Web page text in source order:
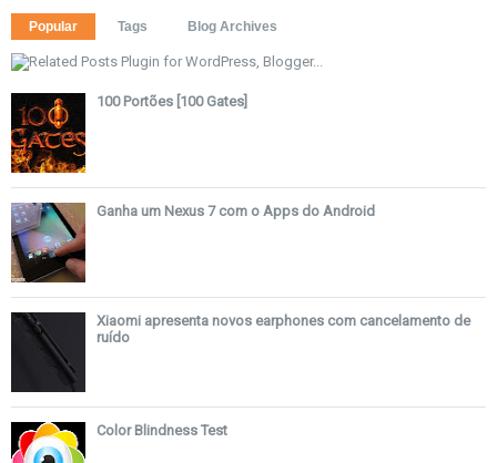
Popular Tags Blog Archives
100 Portões [100 Gates]
Ganha um Nexus 7 com o Apps do Android
Xiaomi apresenta novos earphones com cancelamento de
ruído
Color Blindness Test